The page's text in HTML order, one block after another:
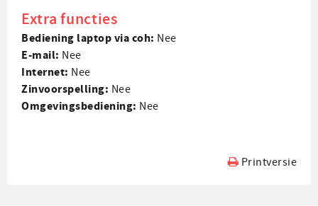
Extra functies
Bediening laptop via coh: Nee
E-mail: Nee
Internet: Nee
Zin­voorspelling: Nee
Omgevings­bediening: Nee
Printversie